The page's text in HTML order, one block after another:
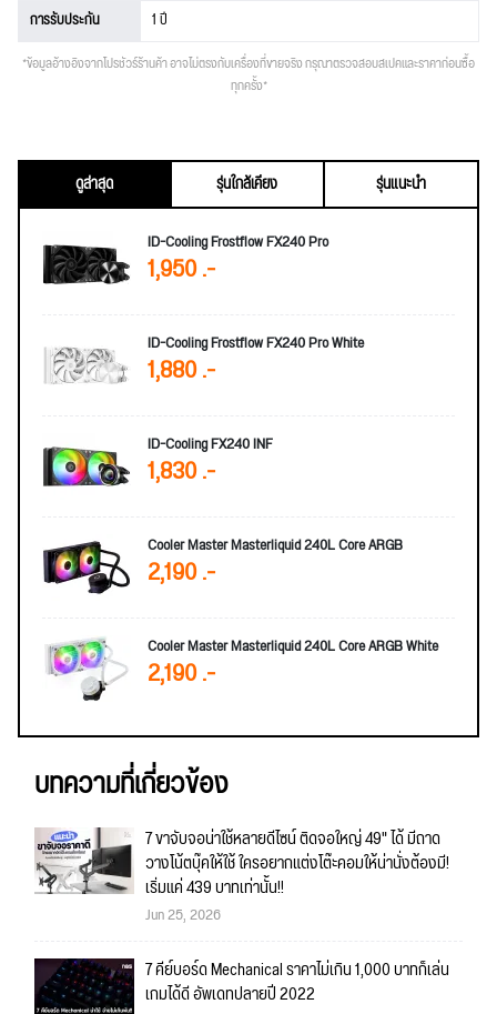
การรับประกัน 1 ปี
*ข้อมูลอ้างอิงจากโปรชัวร์ร้านค้า อาจไม่ตรงกับเครื่องที่ขายจริง กรุณาตรวจสอบสเปคและราคาก่อนซื้อ
ทุกครั้ง*
ดูล่าสุด รุ่นใกล้เคียง
รุ่นแนะนำ
ID-Cooling Frostflow FX240 Pro
1,950 .-
ID-Cooling Frostflow FX240 Pro White
1,880 .-
ID-Cooling FX240 INF
1,830 .-
Cooler Master Masterliquid 240L Core ARGB
2,190 .-
Cooler Master Masterliquid 240L Core ARGB White
2,190 .-
บทความที่เกี่ยวข้อง
7 ขาจับจอน่าใช้หลายดีไซน์ ติดจอใหญ่ 49" ได้ มีถาด
วางโน้ตบุ๊คให้ใช้ ใครอยากแต่งโต๊ะคอมให้น่านั่งต้องมี!
เริ่มแค่ 439 บาทเท่านั้น!!
Jun 25, 2026
7 คีย์บอร์ด Mechanical ราคาไม่เกิน 1,000 บาทก็เล่น
เกมได้ดี อัพเดทปลายปี 2022